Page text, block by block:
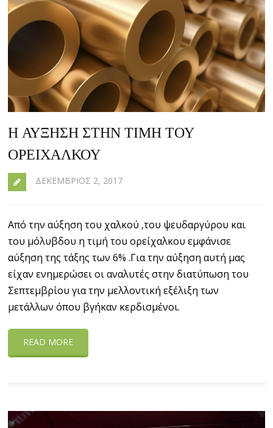
Η ΑΎΞΗΣΗ ΣΤΗΝ ΤΙΜΉ ΤΟΥ
ΟΡΕΊΧΑΛΚΟΥ
ΔΕΚΈΜΒΡΙΟΣ 2, 2017
Από την αύξηση του χαλκού ,του ψευδαργύρου και
του μόλυβδου η τιμή του ορείχαλκου εμφάνισε
αύξηση της τάξης των 6% .Για την αύξηση αυτή μας
είχαν ενημερώσει οι αναλυτές στην διατύπωση του
Σεπτεμβρίου για την μελλοντική εξέλιξη των
μετάλλων όπου βγήκαν κερδισμένοι.
READ MORE